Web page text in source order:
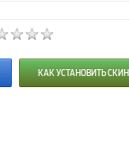
КАК УСТАНОВИТЬ СКИН